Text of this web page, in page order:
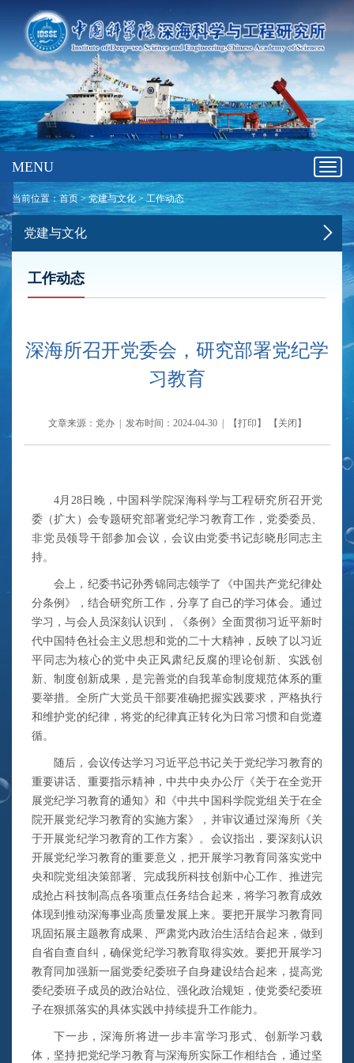
MENU
当前位置：首页 >党建与文化>工作动态
党建与文化
工作动态
深海所召开党委会，研究部署党纪学
习教育
文章来源：党办 | 发布时间：2024-04-30 | 【打印 】 【 关闭 】
4月28日晚，中国科学院深海科学与工程研究所召开党
委（扩大）会专题研究部署党纪学习教育工作，党委委员、
非党员领导干部参加会议，会议由党委书记彭晓彤同志主
持。
会上，纪委书记孙秀锦同志领学了《中国共产党纪律处
分条例》，结合研究所工作，分享了自己的学习体会。通过
学习，与会人员深刻认识到，《条例》全面贯彻习近平新时
代中国特色社会主义思想和党的二十大精神，反映了以习近
平同志为核心的党中央正风肃纪反腐的理论创新、实践创
新、制度创新成果，是完善党的自我革命制度规范体系的重
要举措。全所广大党员干部要准确把握实践要求，严格执行
和维护党的纪律，将党的纪律真正转化为日常习惯和自觉遵
循。
随后，会议传达学习习近平总书记关于党纪学习教育的
重要讲话、重要指示精神，中共中央办公厅《关于在全党开
展党纪学习教育的通知》和《中共中国科学院党组关于在全
院开展党纪学习教育的实施方案》，并审议通过深海所《关
于开展党纪学习教育的工作方案》。会议指出，要深刻认识
开展党纪学习教育的重要意义，把开展学习教育同落实党中
央和院党组决策部署、完成我所科技创新中心工作、推进完
成抢占科技制高点各项重点任务结合起来，将学习教育成效
体现到推动深海事业高质量发展上来。要把开展学习教育同
巩固拓展主题教育成果、严肃党内政治生活结合起来，做到
自省自查自纠，确保党纪学习教育取得实效。要把开展学习
教育同加强新一届党委纪委班子自身建设结合起来，提高党
委纪委班子成员的政治站位、强化政治规矩，使党委纪委班
子在狠抓落实的具体实践中持续提升工作能力。
下一步，深海所将进一步丰富学习形式、创新学习载
体，坚持把党纪学习教育与深海所实际工作相结合，通过坚